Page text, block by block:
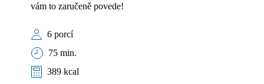
vám to zaručeně povede!
6 porcí
75 min.
389 kcal